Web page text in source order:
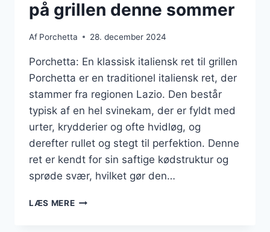
på grillen denne sommer
Af Porchetta 28. december 2024
Porchetta: En klassisk italiensk ret til grillen
Porchetta er en traditionel italiensk ret, der
stammer fra regionen Lazio. Den består
typisk af en hel svinekam, der er fyldt med
urter, krydderier og ofte hvidløg, og
derefter rullet og stegt til perfektion. Denne
ret er kendt for sin saftige kødstruktur og
sprøde svær, hvilket gør den…
LÆS MEREPORCHETTA